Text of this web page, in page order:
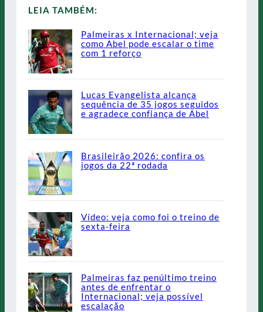
LEIA TAMBÉM:
Palmeiras x Internacional; veja
como Abel pode escalar o time
com 1 reforço
Lucas Evangelista alcança
sequência de 35 jogos seguidos
e agradece confiança de Abel
Brasileirão 2026: confira os
jogos da 22ª rodada
Vídeo: veja como foi o treino de
sexta-feira
Palmeiras faz penúltimo treino
antes de enfrentar o
Internacional; veja possível
escalação